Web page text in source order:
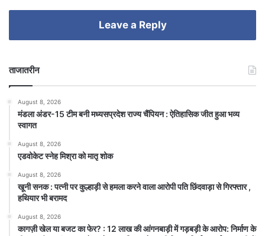
Leave a Reply
ताजातरीन
August 8, 2026
मंडला अंडर-15 टीम बनी मध्यसप्रदेश राज्य चैंपियन : ऐतिहासिक जीत हुआ भव्य
स्वागत
August 8, 2026
एडवोकेट स्नेह मिश्रा को मातृ शोक
August 8, 2026
खूनी सनक : पत्नी पर कुल्हाड़ी से हमला करने वाला आरोपी पति छिंदवाड़ा से गिरफ्तार ,
हथियार भी बरामद
August 8, 2026
कागज़ी खेल या बजट का फेर? : 12 लाख की आंगनबाड़ी में गड़बड़ी के आरोप: निर्माण के